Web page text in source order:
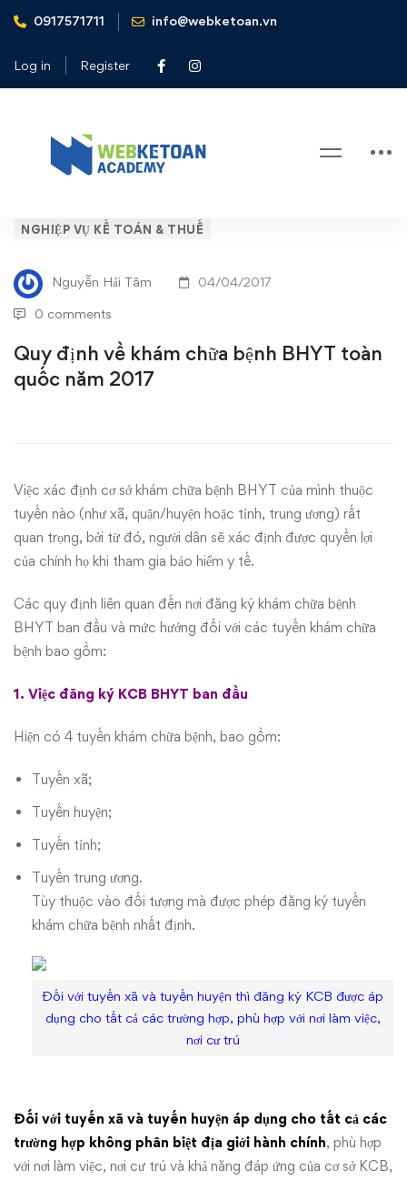
0917571711 info@webketoan.vn
Log in Register
Home
Nghiệp vụ Kế toán & Thuế
Quy
định
về
khám
chữa
BHYT
toàn
quốc
năm
2017
NGHIỆP VỤ KẾ TOÁN & THUẾ
Nguyễn Hải Tâm 04/04/2017
0 comments
Quy định về khám chữa bệnh BHYT toàn
quốc năm 2017
Việc xác định cơ sở khám chữa bệnh BHYT của mình thuộc
tuyến nào (như xã, quận/huyện hoặc tỉnh, trung ương) rất
quan trọng, bởi từ đó, người dân sẽ xác định được quyền lợi
của chính họ khi tham gia bảo hiểm y tế.
Các quy định liên quan đến nơi đăng ký khám chữa bệnh
BHYT ban đầu và mức hưởng đối với các tuyến khám chữa
bệnh bao gồm:
1. Việc đăng ký KCB BHYT ban đầu
Hiện có 4 tuyến khám chữa bệnh, bao gồm:
Tuyến xã;
Tuyến huyện;
Tuyến tỉnh;
Tuyến trung ương.
Tùy thuộc vào đối tượng mà được phép đăng ký tuyến
khám chữa bệnh nhất định.
Đối với tuyến xã và tuyến huyện thì đăng ký KCB được áp
dụng cho tất cả các trường hợp, phù hợp với nơi làm việc,
nơi cư trú
Đối với tuyến xã và tuyến huyện áp dụng cho tất cả các
trường hợp không phân biệt địa giới hành chính, phù hợp
với nơi làm việc, nơi cư trú và khả năng đáp ứng của cơ sở KCB,